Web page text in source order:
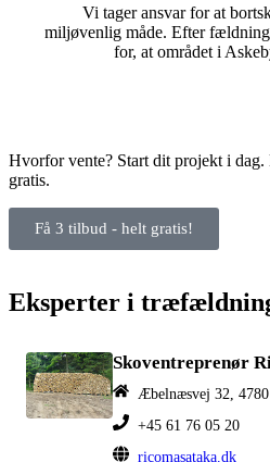
Vi tager ansvar for at
miljøvenlig måde. Efter
for, at området i
Hvorfor vente? Start dit projekt i
gratis.
Få 3 tilbud - helt gratis!
Eksperter i
Skoventreprenør
Æbelnæsvej 32,
+45 61 76 05 20
ricomasataka.dk